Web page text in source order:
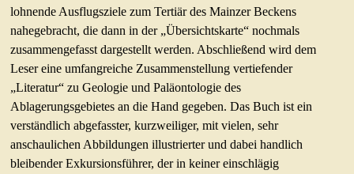
lohnende Ausflugsziele zum Tertiär des Mainzer Beckens
nahegebracht, die dann in der „Übersichtskarte“ nochmals
zusammengefasst dargestellt werden. Abschließend wird dem
Leser eine umfangreiche Zusammenstellung vertiefender
„Literatur“ zu Geologie und Paläontologie des
Ablagerungsgebietes an die Hand gegeben. Das Buch ist ein
verständlich abgefasster, kurzweiliger, mit vielen, sehr
anschaulichen Abbildungen illustrierter und dabei handlich
bleibender Exkursionsführer, der in keiner einschlägig